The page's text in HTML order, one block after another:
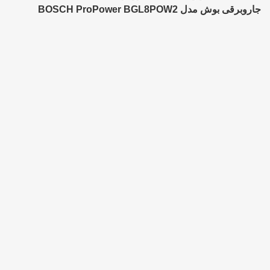
جاروبرقی بوش مدل BOSCH ProPower BGL8POW2